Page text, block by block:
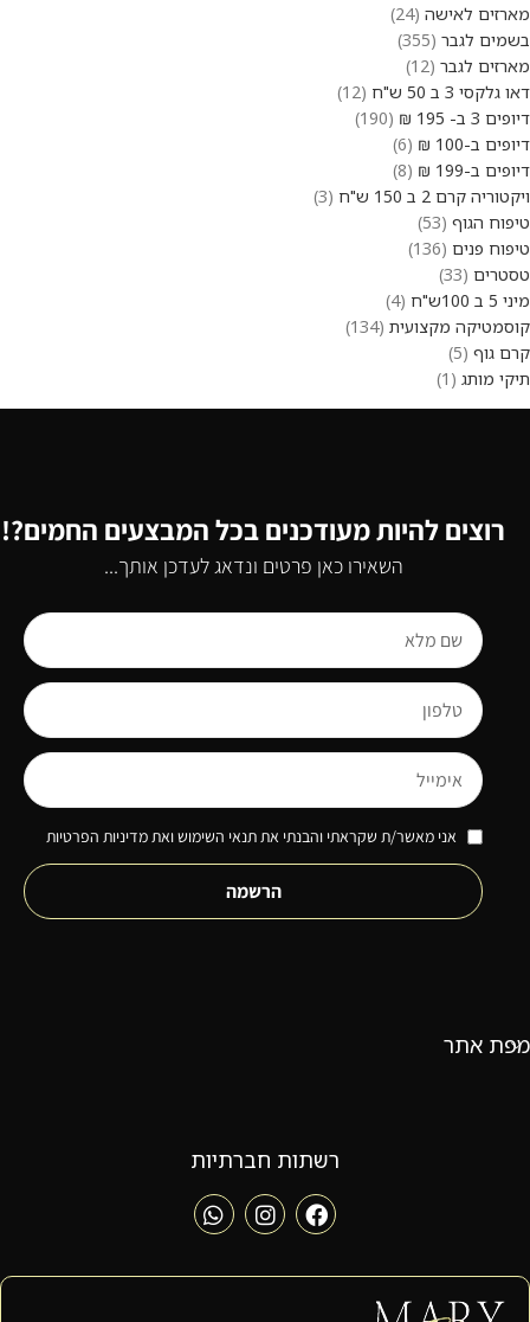
מארזים לאישה 24
בשמים לגבר 355
מארזים לגבר 12
דאו גלקסי 3 ב 50 ש"ח
12
דיופים 3 ב- 195 ₪
190
דיופים ב-100 ₪
6
דיופים ב-199 ₪
8
ויקטוריה קרם 2 ב 150 ש"ח
3
טיפוח הגוף 53
טיפוח פנים 136
טסטרים 33
מיני 5 ב 100ש"ח
4
קוסמטיקה מקצועית 134
קרם גוף 5
תיקי מותג
1
רוצים להיות מעודכנים בכל המבצעים החמים?!
השאירו כאן פרטים ונדאג לעדכן אותך...
אני מאשר/ת שקראתי והבנתי את תנאי השימוש ואת מדיניות הפרטיות
הרשמה
מפת אתר
רשתות חברתיות